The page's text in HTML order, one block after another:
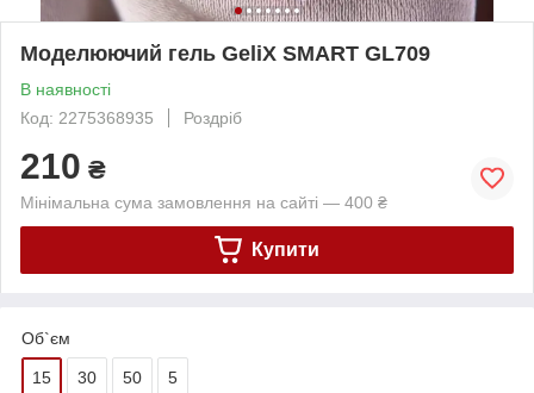
Моделюючий гель GeliX SMART GL709
В наявності
Код: 2275368935
Роздріб
210 ₴
Мінімальна сума замовлення на сайті — 400 ₴
Купити
Об`єм
15 30 50 5